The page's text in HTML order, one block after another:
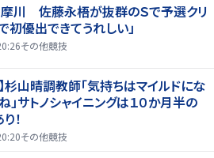
摩川 佐藤永梧が抜群のＳで予選クリ
初優出できてうれしい」
その他競技
杉山晴調教師「気持ちはマイルドにな
」サトノシャイニングは１０か月半の
！
その他競技